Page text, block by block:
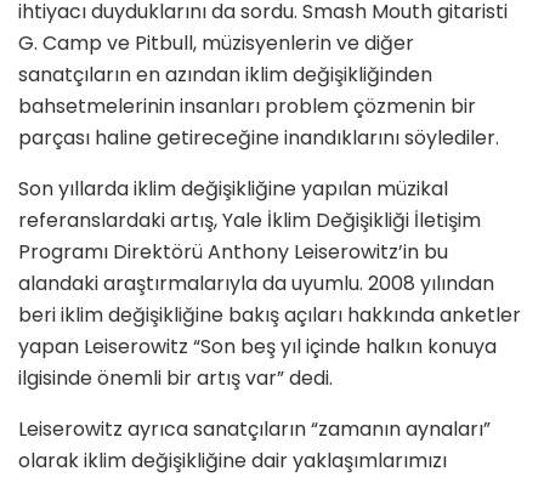
ihtiyacı duyduklarını da sordu. Smash Mouth gitaristi
G. Camp ve Pitbull, müzisyenlerin ve diğer
sanatçıların en azından iklim değişikliğinden
bahsetmelerinin insanları problem çözmenin bir
parçası haline getireceğine inandıklarını söylediler.
Son yıllarda iklim değişikliğine yapılan müzikal
referanslardaki artış, Yale İklim Değişikliği İletişim
Programı Direktörü Anthony Leiserowitz’in bu
alandaki araştırmalarıyla da uyumlu. 2008 yılından
beri iklim değişikliğine bakış açıları hakkında anketler
yapan Leiserowitz “Son beş yıl içinde halkın konuya
ilgisinde önemli bir artış var” dedi.
Leiserowitz ayrıca sanatçıların “zamanın aynaları”
olarak iklim değişikliğine dair yaklaşımlarımızı